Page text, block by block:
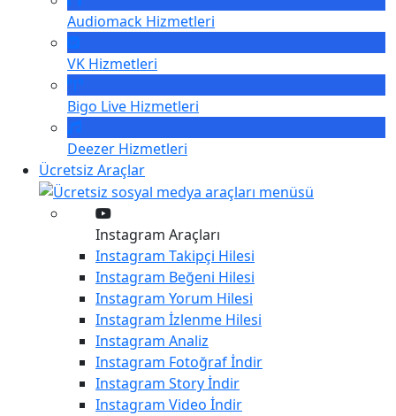
Audiomack Hizmetleri
VK Hizmetleri
Bigo Live Hizmetleri
Deezer Hizmetleri
Ücretsiz Araçlar
Instagram Araçları
Instagram Takipçi Hilesi
Instagram Beğeni Hilesi
Instagram Yorum Hilesi
Instagram İzlenme Hilesi
Instagram Analiz
Instagram Fotoğraf İndir
Instagram Story İndir
Instagram Video İndir